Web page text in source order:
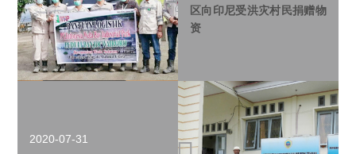
区向印尼受洪灾村民捐赠物
资
2020-07-31